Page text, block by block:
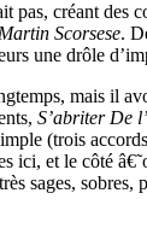
pas, créant
Martin Scorsese.
une drôle
mais il
S’abriter De
(trois
ici, et le côté
sages,